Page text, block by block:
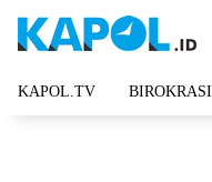
KAPOL.TV BIROKRASI